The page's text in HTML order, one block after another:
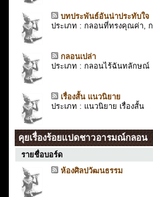
บทประพันธ์อันน่าประทับใจ
ประเภท : กลอนที่ทรงคุณค่า,
กลอนเปล่า
ประเภท : กลอนไร้ฉันทลักษณ์
เรื่องสั้น แนวนิยาย
ประเภท : แนวนิยาย เรื่องสั้น
คุยเรื่องร้อยแปดชาวอารมณ์กลอน
รายชื่อบอร์ด
ห้องศิลปวัฒนธรรม